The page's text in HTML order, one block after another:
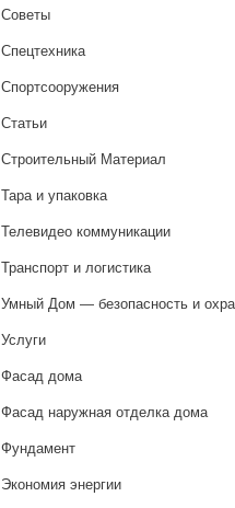
Советы
Спецтехника
Спортсооружения
Статьи
Строительный Материал
Тара и упаковка
Телевидео коммуникации
Транспорт и логистика
Умный Дом — безопасность и
Услуги
Фасад дома
Фасад наружная отделка дома
Фундамент
Экономия энергии